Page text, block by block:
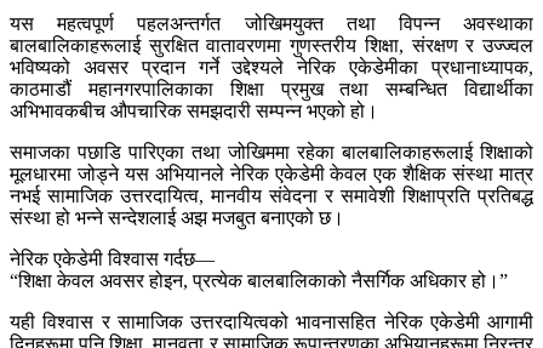
यस महत्वपूर्ण पहलअन्तर्गत जोखिमयुक्त तथा विपन्न अवस्थाका
बालबालिकाहरूलाई सुरक्षित वातावरणमा गुणस्तरीय शिक्षा, संरक्षण र उज्ज्वल
भविष्यको अवसर प्रदान गर्ने उद्देश्यले नेरिक एकेडेमीका प्रधानाध्यापक,
काठमाडौं महानगरपालिकाका शिक्षा प्रमुख तथा सम्बन्धित विद्यार्थीका
अभिभावकबीच औपचारिक समझदारी सम्पन्न भएको हो।
समाजका पछाडि पारिएका तथा जोखिममा रहेका बालबालिकाहरूलाई शिक्षाको
मूलधारमा जोड्ने यस अभियानले नेरिक एकेडेमी केवल एक शैक्षिक संस्था मात्र
नभई सामाजिक उत्तरदायित्व, मानवीय संवेदना र समावेशी शिक्षाप्रति प्रतिबद्ध
संस्था हो भन्ने सन्देशलाई अझ मजबुत बनाएको छ।
नेरिक एकेडेमी विश्वास गर्दछ—
“शिक्षा केवल अवसर होइन, प्रत्येक बालबालिकाको नैसर्गिक अधिकार हो।”
यही विश्वास र सामाजिक उत्तरदायित्वको भावनासहित नेरिक एकेडेमी आगामी